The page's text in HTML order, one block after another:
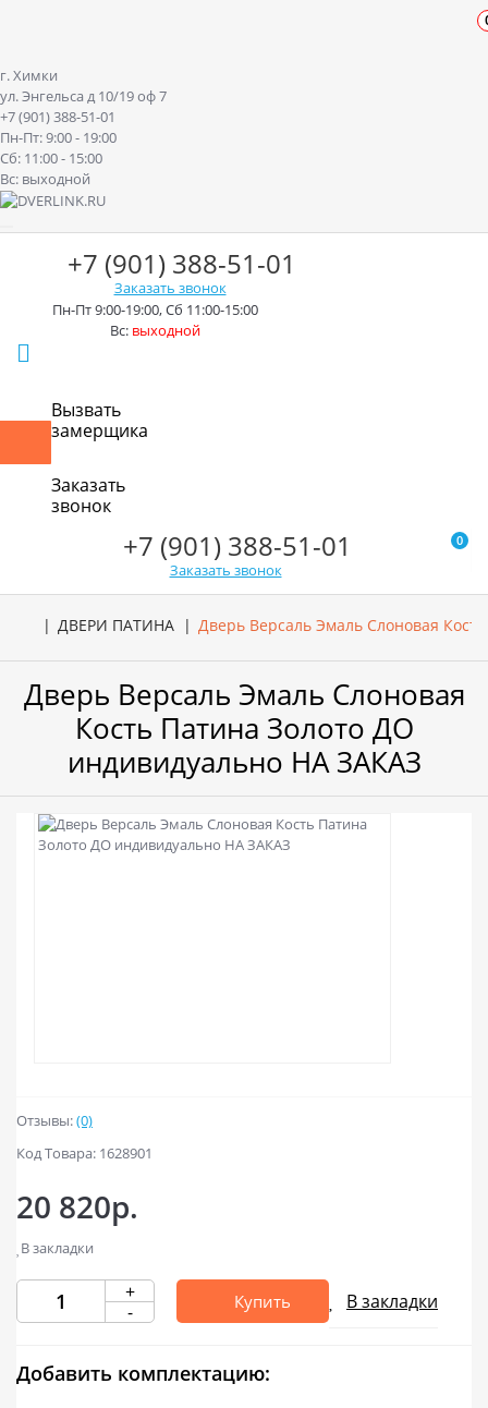
г. Химки
ул. Энгельса д 10/19 оф 7
+7 (901) 388-51-01
Пн-Пт: 9:00 - 19:00
Сб: 11:00 - 15:00
Вс: выходной
+7 (901) 388-51-01
Заказать звонок
Пн-Пт 9:00-19:00, Сб 11:00-15:00
Вс: выходной
Вызвать
замерщика
Заказать
звонок
+7 (901) 388-51-01
Заказать звонок
0
ДВЕРИ ПАТИНА Дверь Версаль Эмаль Слоновая
Дверь Версаль Эмаль Слоновая
Кость Патина Золото ДО
индивидуально НА ЗАКАЗ
Отзывы:(0)
Код Товара: 1628901
20 820р.
В закладки
+
-
Купить В закладки
Добавить комплектацию: